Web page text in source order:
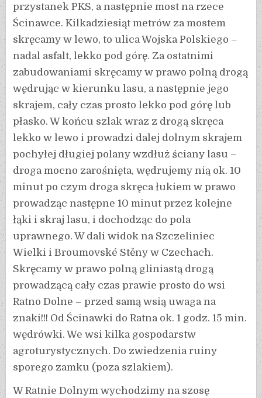
przystanek PKS, a następnie most na rzece
Ścinawce. Kilkadziesiąt metrów za mostem
skręcamy w lewo, to ulica Wojska Polskiego –
nadal asfalt, lekko pod górę. Za ostatnimi
zabudowaniami skręcamy w prawo polną drogą
wędrując w kierunku lasu, a następnie jego
skrajem, cały czas prosto lekko pod górę lub
płasko. W końcu szlak wraz z drogą skręca
lekko w lewo i prowadzi dalej dolnym skrajem
pochyłej długiej polany wzdłuż ściany lasu –
droga mocno zarośnięta, wędrujemy nią ok. 10
minut po czym droga skręca łukiem w prawo
prowadząc następne 10 minut przez kolejne
łąki i skraj lasu, i dochodząc do pola
uprawnego. W dali widok na Szczeliniec
Wielki i Broumovské Stěny w Czechach.
Skręcamy w prawo polną gliniastą drogą
prowadzącą cały czas prawie prosto do wsi
Ratno Dolne – przed samą wsią uwaga na
znaki!!! Od Ścinawki do Ratna ok. 1 godz. 15 min.
wędrówki. We wsi kilka gospodarstw
agroturystycznych. Do zwiedzenia ruiny
sporego zamku (poza szlakiem).
W Ratnie Dolnym wychodzimy na szosę